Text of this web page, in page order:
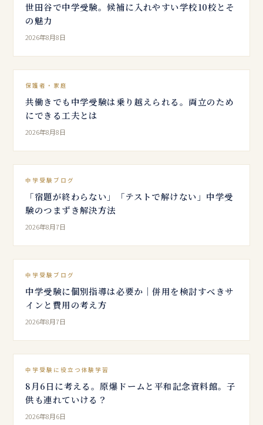
世田谷で中学受験。候補に入れやすい学校10校とそ
の魅力
2026年8月8日
保護者・家庭
共働きでも中学受験は乗り越えられる。両立のため
にできる工夫とは
2026年8月8日
中学受験ブログ
「宿題が終わらない」「テストで解けない」中学受
験のつまずき解決方法
2026年8月7日
中学受験ブログ
中学受験に個別指導は必要か｜併用を検討すべきサ
インと費用の考え方
2026年8月7日
中学受験に役立つ体験学習
8月6日に考える。原爆ドームと平和記念資料館。子
供も連れていける？
2026年8月6日